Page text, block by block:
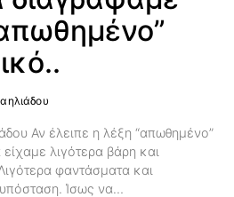
Αν έλειπε η λέξη “απωθημένο”
λιγότερα βάρη και
φαντάσματα και
Ίσως να…